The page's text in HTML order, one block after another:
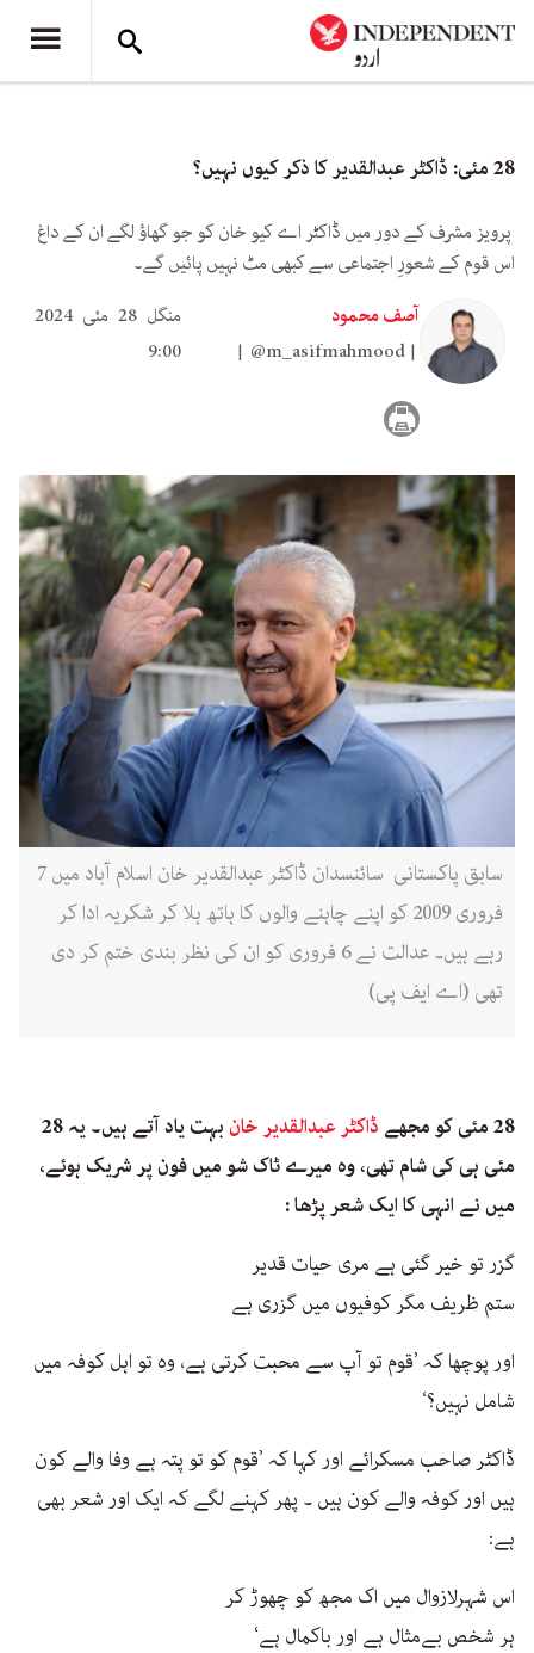
28 مئی: ڈاکٹر عبدالقدیر کا ذکر کیوں نہیں؟
پرویز مشرف کے دور میں ڈاکٹر اے کیو خان کو جو گھاؤ لگے ان کے داغ
اس قوم کے شعورِ اجتماعی سے کبھی مٹ نہیں پائیں گے۔
آصف محمود
@m_asifmahmood
منگل 28 مئی 2024
9:00
سابق پاکستانی سائنسدان ڈاکٹر عبدالقدیر خان اسلام آباد میں 7
فروری 2009 کو اپنے چاہنے والوں کا ہاتھ ہلا کر شکریہ ادا کر
رہے ہیں۔ عدالت نے 6 فروری کو ان کی نظر بندی ختم کر دی
تھی (اے ایف پی)
28 مئی کو مجھے ڈاکٹر عبدالقدیر خان
بہت یاد آتے ہیں۔ یہ 28
مئی ہی کی شام تھی، وہ میرے ٹاک شو میں فون پر شریک ہوئے،
میں نے انہی کا ایک شعر پڑھا :
گزر تو خیر گئی ہے مری حیات قدیر
ستم ظریف مگر کوفیوں میں گزری ہے
اور پوچھا کہ ’قوم تو آپ سے محبت کرتی ہے، وہ تو اہل کوفہ میں
شامل نہیں؟‘
ڈاکٹر صاحب مسکرائے اور کہا کہ ’قوم کو تو پتہ ہے وفا والے کون
ہیں اور کوفہ والے کون ہیں ۔ پھر کہنے لگے کہ ایک اور شعر بھی
ہے:
اس شہرلازوال میں اک مجھ کو چھوڑ کر
ہر شخص بےمثال ہے اور باکمال ہے‘